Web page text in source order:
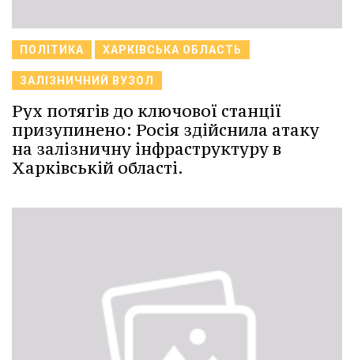
ПОЛІТИКА ХАРКІВСЬКА ОБЛАСТЬ
ЗАЛІЗНИЧНИЙ ВУЗОЛ
Рух потягів до ключової станції
призупинено: Росія здійснила атаку
на залізничну інфраструктуру в
Харківській області.